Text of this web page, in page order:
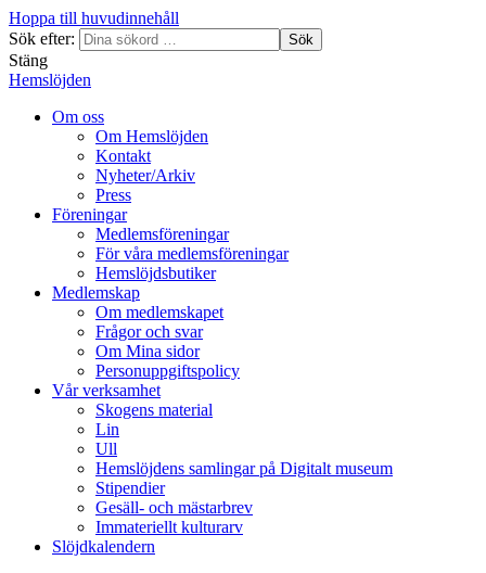
Hoppa till huvudinnehåll
Sök efter:
Sök
Stäng
Hemslöjden
Om oss
Om Hemslöjden
Kontakt
Nyheter/Arkiv
Press
Föreningar
Medlemsföreningar
För våra medlemsföreningar
Hemslöjdsbutiker
Medlemskap
Om medlemskapet
Frågor och svar
Om Mina sidor
Personuppgiftspolicy
Vår verksamhet
Skogens material
Lin
Ull
Hemslöjdens samlingar på Digitalt museum
Stipendier
Gesäll- och mästarbrev
Immateriellt kulturarv
Slöjdkalendern